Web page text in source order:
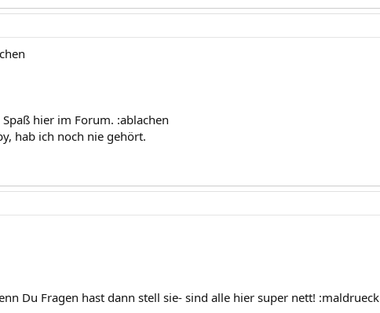
hier im Forum. :ablachen
hab ich noch nie gehört.
Du Fragen hast dann stell sie- sind alle hier super nett! :maldrueck